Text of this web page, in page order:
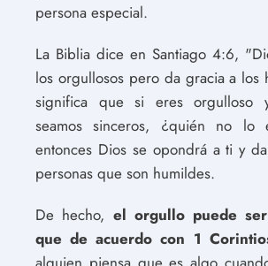
persona especial.
La Biblia dice en Santiago 4:6,
los orgullosos pero da gracia a los
significa que si eres orgulloso
seamos sinceros, ¿quién no lo
entonces Dios se opondrá a ti y
personas que son humildes.
De hecho, el orgullo puede
que de acuerdo con 1